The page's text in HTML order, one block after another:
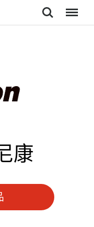
Search
康